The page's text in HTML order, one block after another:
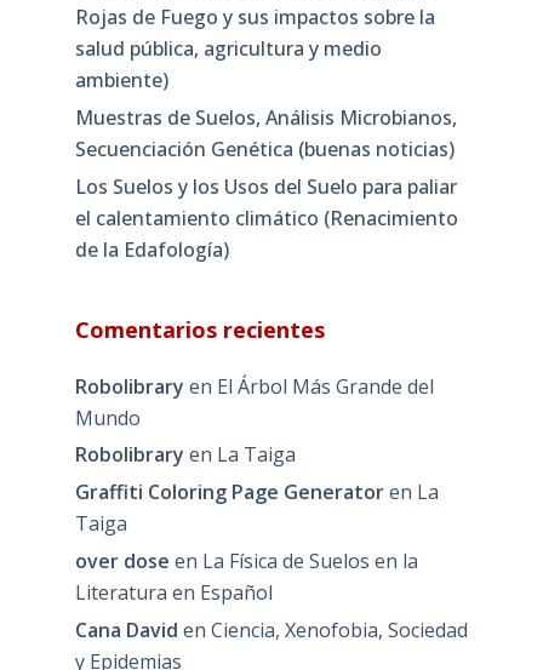
Rojas de Fuego y sus impactos sobre la
salud pública, agricultura y medio
ambiente)
Muestras de Suelos, Análisis Microbianos,
Secuenciación Genética (buenas noticias)
Los Suelos y los Usos del Suelo para paliar
el calentamiento climático (Renacimiento
de la Edafología)
Comentarios recientes
Robolibrary en El Árbol Más Grande del
Mundo
Robolibrary en La Taiga
Graffiti Coloring Page Generatoren La
Taiga
over dose en La Física de Suelos en la
Literatura en Español
Cana David en Ciencia, Xenofobia, Sociedad
y Epidemias